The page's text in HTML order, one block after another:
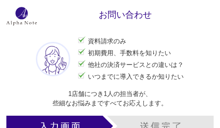
お問い合わせ
資料請求のみ
初期費用、手数料を知りたい
他社の決済サービスとの違いは？
いつまでに導入できるか知りたい
1店舗につき1人の担当者が、
些細なお悩みまですべてお応えします。